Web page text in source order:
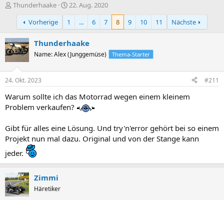
E
e
l
e
Thunderhaake
E
r
s
t
e
l
m
22. Aug. 2020
Vorherige
1 ... 6 7 8 9 10 11 Nächste
Thunderhaake
Name: Alex (Junggemüse) Thema-Starter
24. Okt. 2023 #211
Warum sollte ich das Motorrad wegen einem kleinem
Problem verkaufen?
Gibt für alles eine Lösung. Und try'n'error gehört bei so einem
Projekt nun mal dazu. Original und von der Stange kann
jeder.
Zimmi
Häretiker